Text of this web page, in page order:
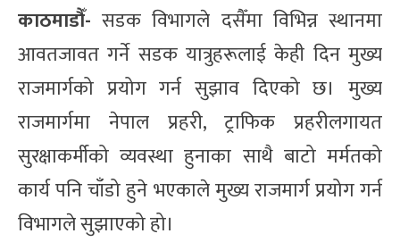
काठमाडौँ- सडक विभागले दसैँमा विभिन्न स्थानमा
आवतजावत गर्ने सडक यात्रुहरूलाई केही दिन मुख्य
राजमार्गको प्रयोग गर्न सुझाव दिएको छ। मुख्य
राजमार्गमा नेपाल प्रहरी, ट्राफिक प्रहरीलगायत
सुरक्षाकर्मीको व्यवस्था हुनाका साथै बाटो मर्मतको
कार्य पनि चाँडो हुने भएकाले मुख्य राजमार्ग प्रयोग गर्न
विभागले सुझाएको हो।